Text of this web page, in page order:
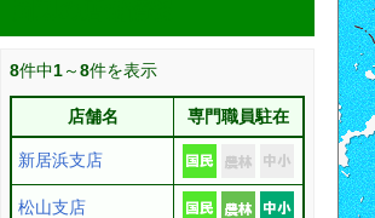
8件中1～8件を表示
店舗名 専門職員駐在
新居浜支店
松山支店